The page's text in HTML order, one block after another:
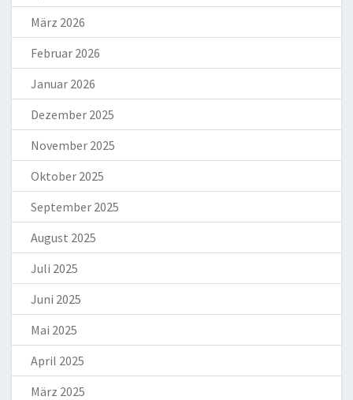
März 2026
Februar 2026
Januar 2026
Dezember 2025
November 2025
Oktober 2025
September 2025
August 2025
Juli 2025
Juni 2025
Mai 2025
April 2025
März 2025